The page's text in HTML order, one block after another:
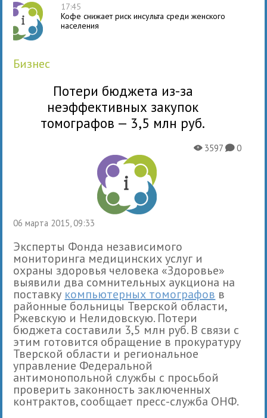
17:45
Кофе снижает риск инсульта среди женского
населения
бизнес
Потери бюджета из-за
неэффективных закупок
томографов — 3,5 млн руб.
06 марта 2015, 09:33
X3597K0
Эксперты Фонда независимого
мониторинга медицинских услуг и
охраны здоровья человека «Здоровье»
выявили два сомнительных аукциона на
поставку компьютерных томографов в
районные больницы Тверской области,
Ржевскую и Нелидовскую. Потери
бюджета составили 3,5 млн руб. В связи с
этим готовится обращение в прокуратуру
Тверской области и региональное
управление Федеральной
антимонопольной службы с просьбой
проверить законность заключенных
контрактов, сообщает пресс-служба ОНФ.